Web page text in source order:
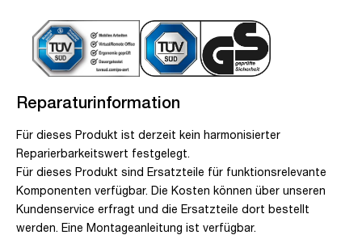
Reparaturinformation
Für dieses Produkt ist derzeit kein harmonisierter
Reparierbarkeitswert festgelegt.
Für dieses Produkt sind Ersatzteile für funktionsrelevante
Komponenten verfügbar. Die Kosten können über unseren
Kundenservice erfragt und die Ersatzteile dort bestellt
werden. Eine Montageanleitung ist verfügbar.